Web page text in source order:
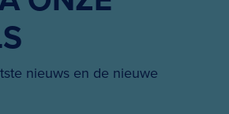
nieuws en de nieuwe